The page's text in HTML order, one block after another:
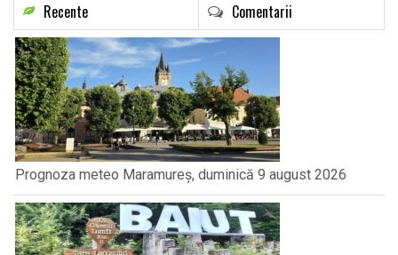
Recente Comentarii
Prognoza meteo Maramureș, duminică 9 august 2026